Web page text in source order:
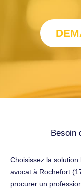
Besoin
Choisissez la
avocat à Rochefort
procurer un